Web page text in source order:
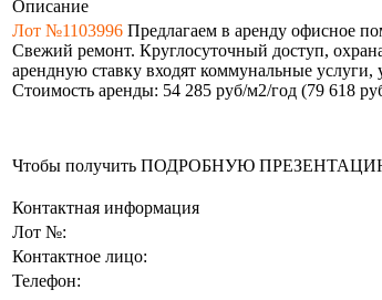
Описание
Лот №1103996 Предлагаем в аренду офисное
Свежий ремонт. Круглосуточный доступ,
арендную ставку входят коммунальные услуги,
Стоимость аренды: 54 285 руб/м2/год (79 618
Чтобы получить ПОДРОБНУЮ ПРЕЗЕНТАЦИЮ
Контактная информация
Лот №:
Контактное лицо:
Телефон: